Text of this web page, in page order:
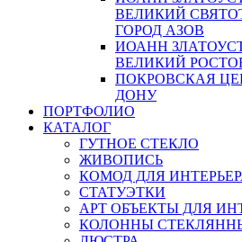
ВЕЛИКИЙ
ГОРОД АЗОВ
ИОАНН
ВЕЛИКИЙ
ПОКРОВСКАЯ
ДОНУ
ПОРТФОЛИО
КАТАЛОГ
ГУТНОЕ СТЕКЛО
ЖИВОПИСЬ
КОМОД ДЛЯ
СТАТУЭТКИ
АРТ ОБЪЕКТЫ ДЛЯ
КОЛОННЫ